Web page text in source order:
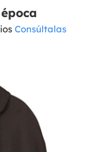
Consúltalas